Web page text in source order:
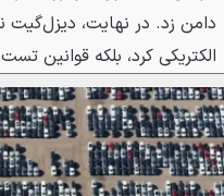
دامن زد. در نهایت، دیزل‌گیت
الکتریکی کرد، بلکه قوانین